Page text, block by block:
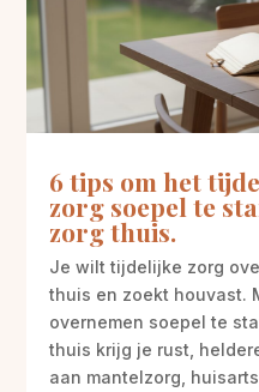
6 tips om het
zorg soepel te
zorg thuis.
Je wilt tijdelijke zorg
thuis en zoekt houvast.
overnemen soepel te
thuis krijg je rust,
aan mantelzorg,